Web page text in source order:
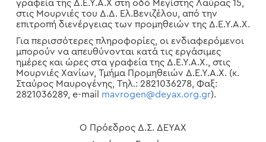
γραφεία της Δ.Ε.Υ.Α.Χ στη οδό Μεγίστης Λαύρας 15,
στις Μουρνιές του Δ.Δ. Ελ.Βενιζέλου, από την
επιτροπή διενέργειας των προμηθειών της Δ.Ε.Υ.Α.Χ.
Για περισσότερες πληροφορίες, οι ενδιαφερόμενοι
μπορούν να απευθύνονται κατά τις εργάσιμες
ημέρες και ώρες στα γραφεία της Δ.Ε.Υ.Α.Χ., στις
Μουρνιές Χανίων, Τμήμα Προμηθειών Δ.Ε.Υ.Α.Χ. (κ.
Σταύρος Μαυρογένης, Τηλ.: 2821036278, Φαξ:
2821036289, e-mail mavrogen@deyax.org.gr).
Ο Πρόεδρος Δ.Σ. ΔΕΥΑΧ